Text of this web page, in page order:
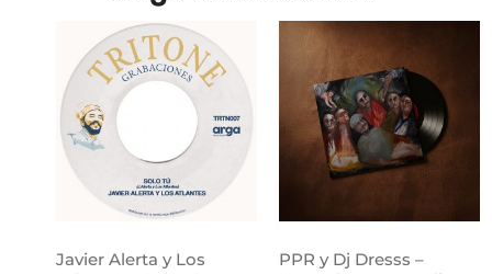
Javier Alerta y Los
PPR y Dj Dresss –